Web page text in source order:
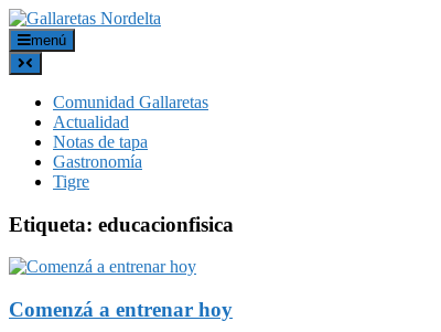
menú
Comunidad Gallaretas
Actualidad
Notas de tapa
Gastronomía
Tigre
Etiqueta: educacionfisica
Comenzá a entrenar hoy